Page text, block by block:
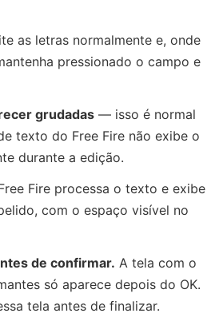
as letras normalmente e, onde
pressionado o campo e
grudadas — isso é normal
texto do Free Fire não exibe o
durante a edição.
Fire processa o texto e exibe
com o espaço visível no
de confirmar. A tela com o
só aparece depois do OK.
tela antes de finalizar.